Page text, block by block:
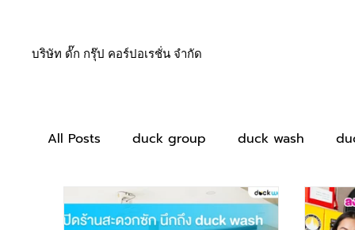
บริษัท ดั๊ก กรุ๊ป คอร์ปอเรชั่น จำกัด
All Posts duck group duck wash